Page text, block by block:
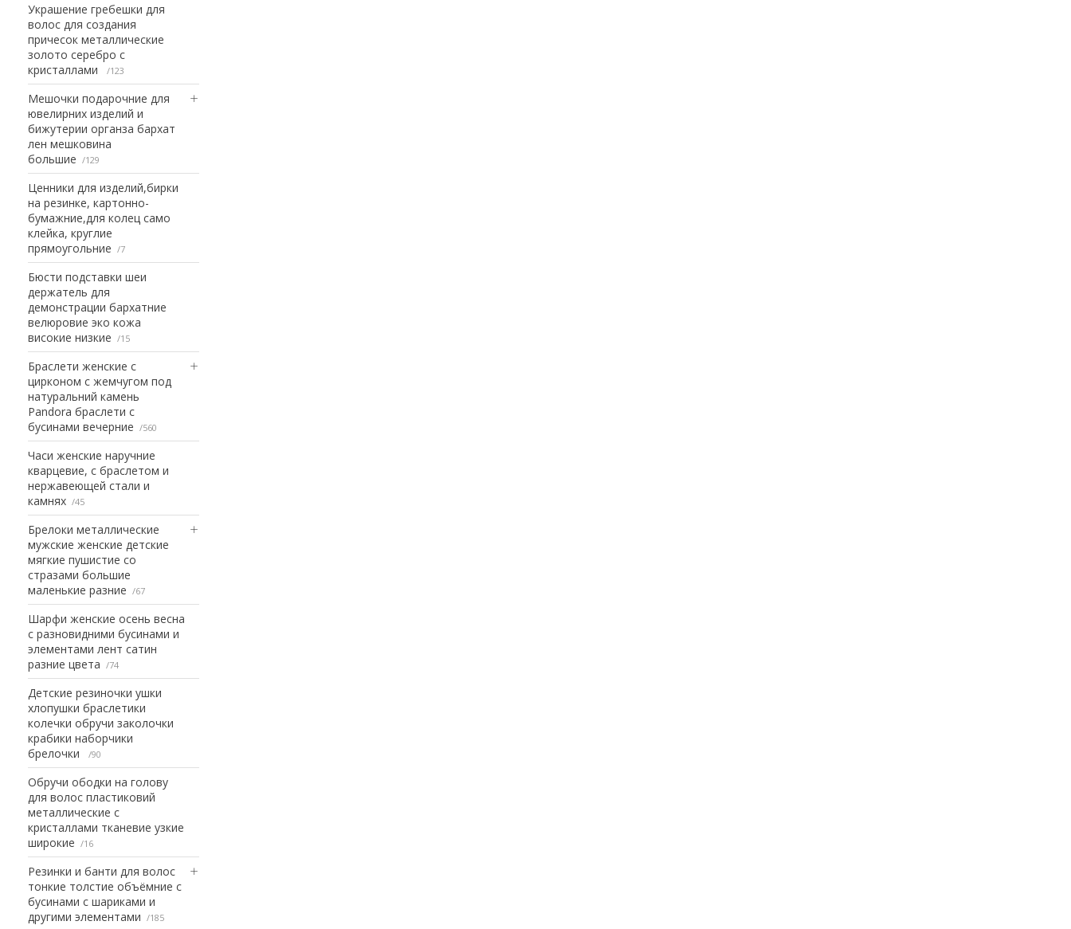
Украшение гребешки для
волос для создания
причесок металлические
золото серебро с
кристаллами
123
Мешочки подарочние для
ювелирних изделий и
бижутерии органза бархат
лен мешковина
большие
129
Ценники для изделий,бирки
на резинке, картонно-
бумажние,для колец само
клейка, круглие
прямоугольние
7
Бюсти подставки шеи
держатель для
демонстрации бархатние
велюровие эко кожа
високие низкие
15
Браслети женские с
цирконом с жемчугом под
натуральний камень
Pandora браслети с
бусинами вечерние
560
Часи женские наручние
кварцевие, с браслетом и
нержавеющей стали и
камнях
45
Брелоки металлические
мужские женские детские
мягкие пушистие со
стразами большие
маленькие разние
67
Шарфи женские осень весна
с разновидними бусинами и
элементами лент сатин
разние цвета
74
Детские резиночки ушки
хлопушки браслетики
колечки обручи заколочки
крабики наборчики
брелочки
90
Обручи ободки на голову
для волос пластиковий
металлические с
кристаллами тканевие узкие
широкие
16
Резинки и банти для волос
тонкие толстие объёмние с
бусинами с шариками и
другими элементами
185